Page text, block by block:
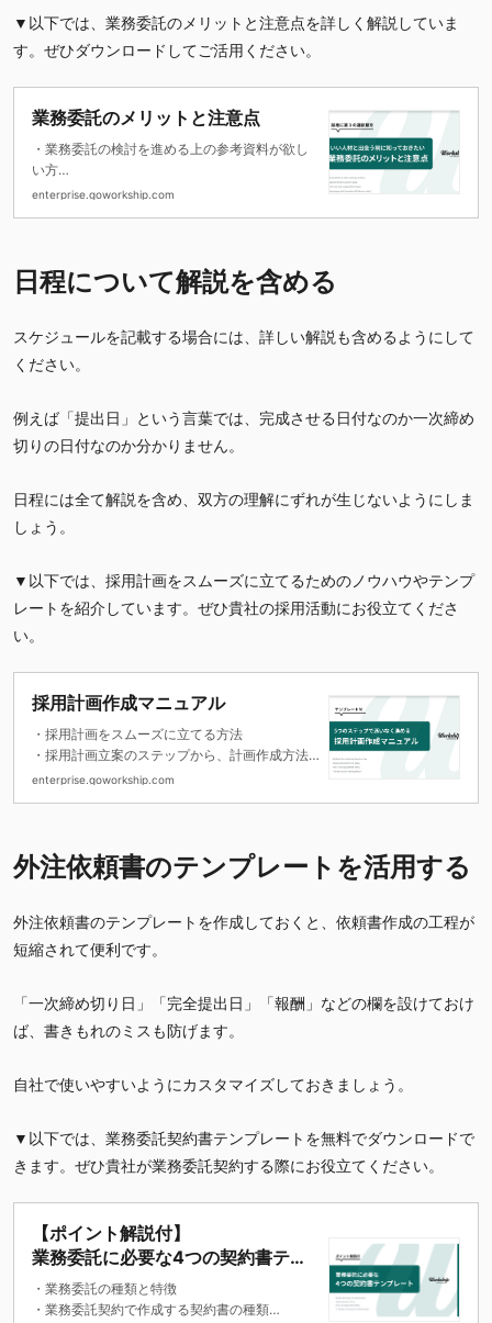
▼以下では、業務委託のメリットと注意点を詳しく解説していま
す。ぜひダウンロードしてご活用ください。
業務委託のメリットと注意点
・業務委託の検討を進める上の参考資料が欲し
い方
・業務委託を取り巻く環境と活用する際の注意
enterprise.goworkship.com
日程について解説を含める
スケジュールを記載する場合には、詳しい解説も含めるようにして
ください。
例えば「提出日」という言葉では、完成させる日付なのか一次締め
切りの日付なのか分かりません。
日程には全て解説を含め、双方の理解にずれが生じないようにしま
しょう。
▼以下では、採用計画をスムーズに立てるためのノウハウやテンプ
レートを紹介しています。ぜひ貴社の採用活動にお役立てくださ
い。
採用計画作成マニュアル
・採用計画をスムーズに立てる方法
・採用計画立案のステップから、計画作成方法
を解説
enterprise.goworkship.com
外注依頼書のテンプレートを活用する
外注依頼書のテンプレートを作成しておくと、依頼書作成の工程が
短縮されて便利です。
「一次締め切り日」「完全提出日」「報酬」などの欄を設けておけ
ば、書きもれのミスも防げます。
自社で使いやすいようにカスタマイズしておきましょう。
▼以下では、業務委託契約書テンプレートを無料でダウンロードで
きます。ぜひ貴社が業務委託契約する際にお役立てください。
【ポイント解説付】
業務委託に必要な4つの契約書テン
プレート
・業務委託の種類と特徴
・業務委託契約で作成する契約書の種類